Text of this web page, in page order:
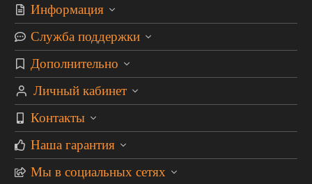
Информация
Служба поддержки
Дополнительно
Личный кабинет
Контакты
Наша гарантия
Мы в социальных сетях